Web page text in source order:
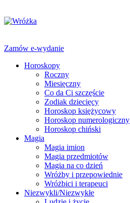
Zamów e-wydanie
Horoskopy
Roczny
Miesięczny
Co da Ci szczęście
Zodiak dziecięcy
Horoskop księżycowy
Horoskop numerologiczny
Horoskop chiński
Magia
Magia imion
Magia przedmiotów
Magia na co dzień
Wróżby i przepowiednie
Wróżbici i terapeuci
Niezwykli/Niezwykłe